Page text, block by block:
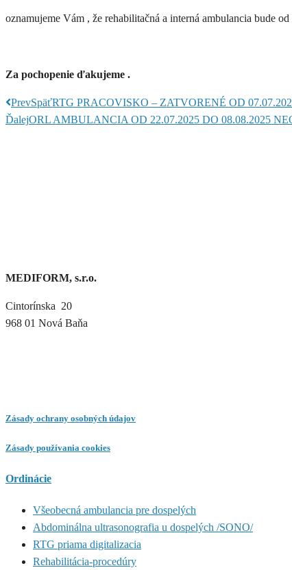
oznamujeme Vám , že rehabilitačná a interná ambulancia bude
Za pochopenie ďakujeme .
PrevSpäťRTG PRACOVISKO – ZATVORENÉ OD
ĎalejORL AMBULANCIA OD 22.07.2025 DO 08.08.2025
MEDIFORM, s.r.o.
Cintorínska 20
968 01 Nová Baňa
Zásady ochrany osobných údajov
Zásady používania cookies
Ordinácie
Všeobecná ambulancia pre dospelých
Abdominálna ultrasonografia u dospelých /SONO/
RTG priama digitalizacia
Rehabilitácia-procedúry